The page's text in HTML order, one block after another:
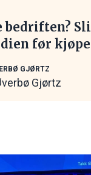
bedriften?
før
GJØRTZ
Gjørtz